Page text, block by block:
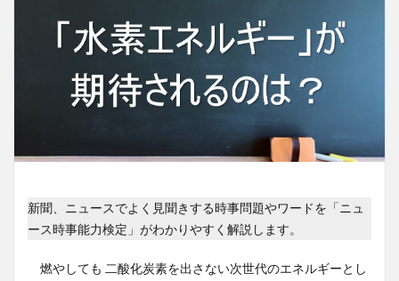
新聞、ニュースでよく見聞きする時事問題やワードを「ニュ
ース時事能力検定」がわかりやすく解説します。
燃やしても 二酸化炭素を出さない次世代のエネルギーとし